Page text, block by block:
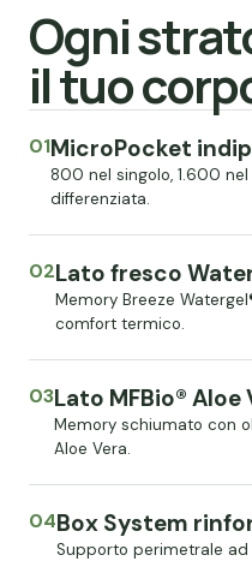
Ogni
il tuo
01MicroPocket
800 nel singolo, 1.600
differenziata.
02Lato fresco
Memory Breeze
comfort termico.
03Lato MFBio® Aloe
Memory schiumato con
Aloe Vera.
04Box System
Supporto perimetrale